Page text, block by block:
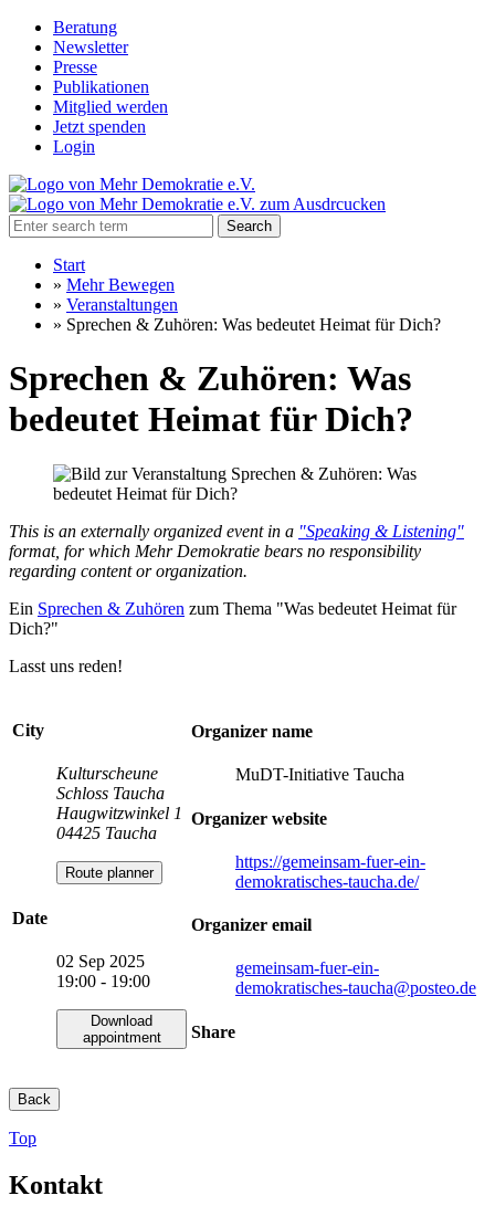
Beratung
Newsletter
Presse
Publikationen
Mitglied werden
Jetzt spenden
Login
Search
Start
» Mehr Bewegen
» Veranstaltungen
» Sprechen & Zuhören: Was bedeutet Heimat für Dich?
Sprechen & Zuhören: Was
bedeutet Heimat für Dich?
This is an externally organized event in a "Speaking & Listening"
format, for which Mehr Demokratie bears no responsibility
regarding content or organization.
Ein Sprechen & Zuhören zum Thema "Was bedeutet Heimat für
Dich?"
Lasst uns reden!
City
Kulturscheune
Schloss Taucha
Haugwitzwinkel 1
04425 Taucha
Route planner
Date
02 Sep 2025
19:00 - 19:00
Download
appointment
Organizer name
MuDT-Initiative Taucha
Organizer website
https://gemeinsam-fuer-ein-
demokratisches-taucha.de/
Organizer email
gemeinsam-fuer-ein-
demokratisches-taucha@posteo.de
Share
Back
Top
Kontakt